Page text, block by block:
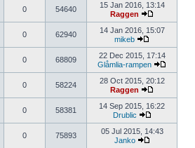
0 54640
15 Jan 2016, 13:14
Raggen
0 62940
14 Jan 2016, 15:07
mikeb
0 68809
22 Dec 2015, 17:14
Glåmlia-rampen
0 58224
28 Oct 2015, 20:12
Raggen
0 58381
14 Sep 2015, 16:22
Drublic
0 75893
05 Jul 2015, 14:43
Janko